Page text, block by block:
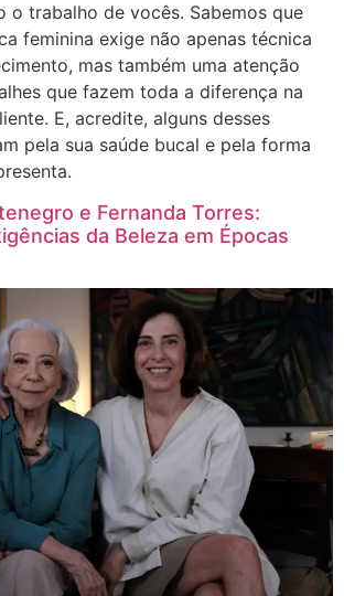
o trabalho de vocês. Sabemos que
feminina exige não apenas técnica
mas também uma atenção
que fazem toda a diferença na
E, acredite, alguns desses
pela sua saúde bucal e pela forma
e Fernanda Torres:
da Beleza em Épocas